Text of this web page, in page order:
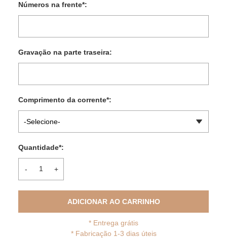
Números na frente*:
Gravação na parte traseira:
Comprimento da corrente*:
-Selecione-
Quantidade*:
- +
ADICIONAR AO CARRINHO
* Entrega grátis
* Fabricação 1-3 dias úteis